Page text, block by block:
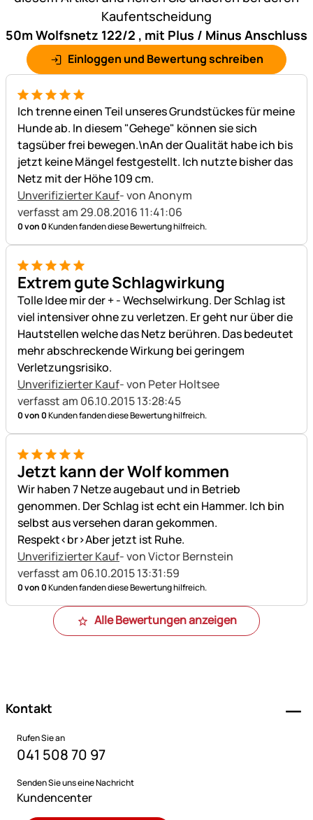
Kaufentscheidung
50m Wolfsnetz 122/2 , mit Plus / Minus Anschluss
Einloggen und Bewertung schreiben
5 von 5
Ich trenne einen Teil unseres Grundstückes für meine
Hunde ab. In diesem "Gehege" können sie sich
tagsüber frei bewegen.\nAn der Qualität habe ich bis
jetzt keine Mängel festgestellt. Ich nutzte bisher das
Netz mit der Höhe 109 cm.
Unverifizierter Kauf- von Anonym
verfasst am 29.08.2016 11:41:06
0 von 0Kunden fanden diese Bewertung hilfreich.
5 von 5
Extrem gute Schlagwirkung
Tolle Idee mir der + - Wechselwirkung. Der Schlag ist
viel intensiver ohne zu verletzen. Er geht nur über die
Hautstellen welche das Netz berühren. Das bedeutet
mehr abschreckende Wirkung bei geringem
Verletzungsrisiko.
Unverifizierter Kauf- von Peter Holtsee
verfasst am 06.10.2015 13:28:45
0 von 0Kunden fanden diese Bewertung hilfreich.
5 von 5
Jetzt kann der Wolf kommen
Wir haben 7 Netze augebaut und in Betrieb
genommen. Der Schlag ist echt ein Hammer. Ich bin
selbst aus versehen daran gekommen.
Respekt<br>Aber jetzt ist Ruhe.
Unverifizierter Kauf- von Victor Bernstein
verfasst am 06.10.2015 13:31:59
0 von 0Kunden fanden diese Bewertung hilfreich.
Alle Bewertungen anzeigen
Kontakt
Rufen Sie an
041 508 70 97
Senden Sie uns eine Nachricht
Kundencenter